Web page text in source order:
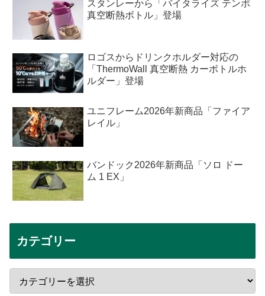
スタンレーから「バイタライズ テンポ
真空断熱ボトル」登場
ロゴスからドリンクホルダー対応の
「ThermoWall 真空断熱 カーボトルホ
ルダー」登場
ユニフレーム2026年新商品「ファイア
レイル」
バンドック2026年新商品「ソロ ドー
ム 1 EX」
カテゴリー